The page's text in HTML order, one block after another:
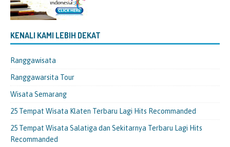
KENALI KAMI LEBIH DEKAT
Ranggawisata
Ranggawarsita Tour
Wisata Semarang
25 Tempat Wisata Klaten Terbaru Lagi Hits Recommanded
25 Tempat Wisata Salatiga dan Sekitarnya Terbaru Lagi Hits
Recommanded